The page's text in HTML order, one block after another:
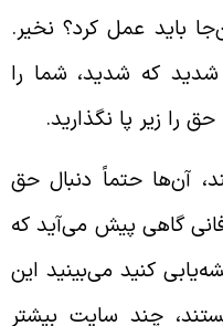
باید عمل کرد؟ نخیر.
که شدید، شما را
را زیر پا نگذارید.
حتماً دنبال حق
گاهی پیش می‌آید که
کنید می‌بینید این
چند سایت بیشتر